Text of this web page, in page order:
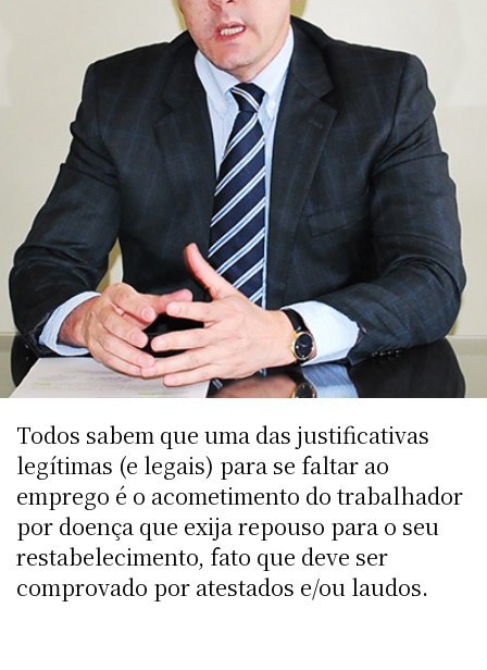
Todos sabem que uma das justificativas
legítimas (e legais) para se faltar ao
emprego é o acometimento do trabalhador
por doença que exija repouso para o seu
restabelecimento, fato que deve ser
comprovado por atestados e/ou laudos.